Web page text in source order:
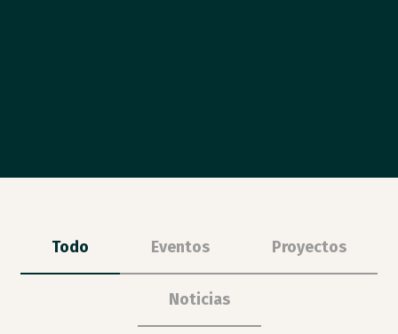
Todo Eventos Proyectos
Noticias